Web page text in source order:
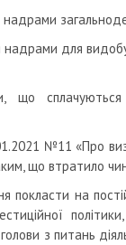
для
що сплачуються
№11 «Про
що втратило
покласти на
з питань